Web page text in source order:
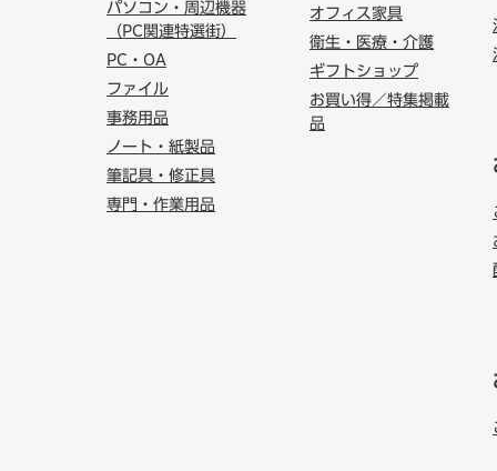
パソコン・周辺機器
（PC関連特選街）
PC・OA
ファイル
事務用品
ノート・紙製品
筆記具・修正具
専門・作業用品
オフィス家具
衛生・医療・介護
ギフトショップ
お買い得／特集掲載
品